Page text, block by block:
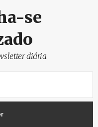
se
diária